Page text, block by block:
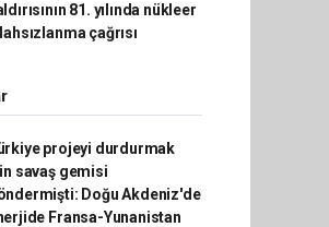
81. yılında nükleer
çağrısı
projeyi durdurmak
savaş gemisi
Doğu Akdeniz'de
Fransa-Yunanistan